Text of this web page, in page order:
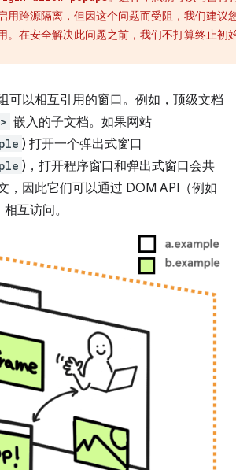
用跨源隔离，但因这个问题而受阻，我们建议
。在安全解决此问题之前，我们不打算终止初
可以相互引用的窗口。例如，顶级文档
嵌入的子文档。如果网站
) 打开一个弹出式窗口
)，打开程序窗口和弹出式窗口会共
，因此它们可以通过 DOM API（例如
相互访问。